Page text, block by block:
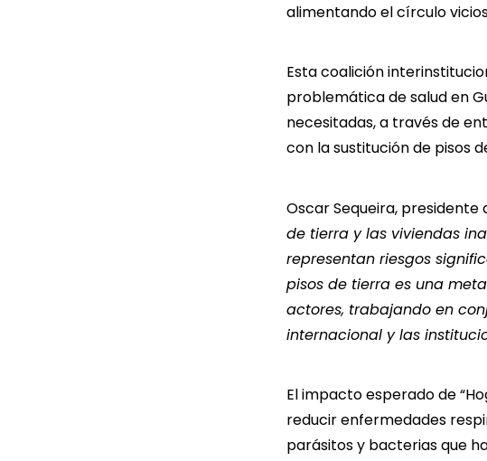
alimentando el círculo
Esta coalición
problemática de salud en
necesitadas, a través de
con la sustitución de pisos
Oscar Sequeira, presidente
de tierra y las viviendas
representan riesgos
pisos de tierra es una
actores, trabajando en
internacional y las
El impacto esperado de
reducir enfermedades
parásitos y bacterias que